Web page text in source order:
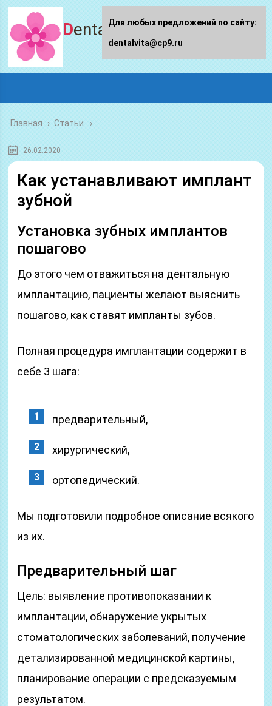
Dentalvita.ru
Главная › Статьи
26.02.2020
Как устанавливают имплант
зубной
Установка зубных имплантов
пошагово
До этого чем отважиться на дентальную
имплантацию, пациенты желают выяснить
пошагово, как ставят импланты зубов.
Полная процедура имплантации содержит в
себе 3 шага:
предварительный,
хирургический,
ортопедический.
Мы подготовили подробное описание всякого
из их.
Предварительный шаг
Цель: выявление противопоказании к
имплантации, обнаружение укрытых
стоматологических заболеваний, получение
детализированной медицинской картины,
планирование операции с предсказуемым
результатом.
Для любых предложений по сайту:
dentalvita@cp9.ru